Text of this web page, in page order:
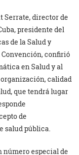
Serrate, director de
presidente del
de la Salud y
confirió
en Salud y al
calidad
que tendrá lugar
de
salud pública.
especial de